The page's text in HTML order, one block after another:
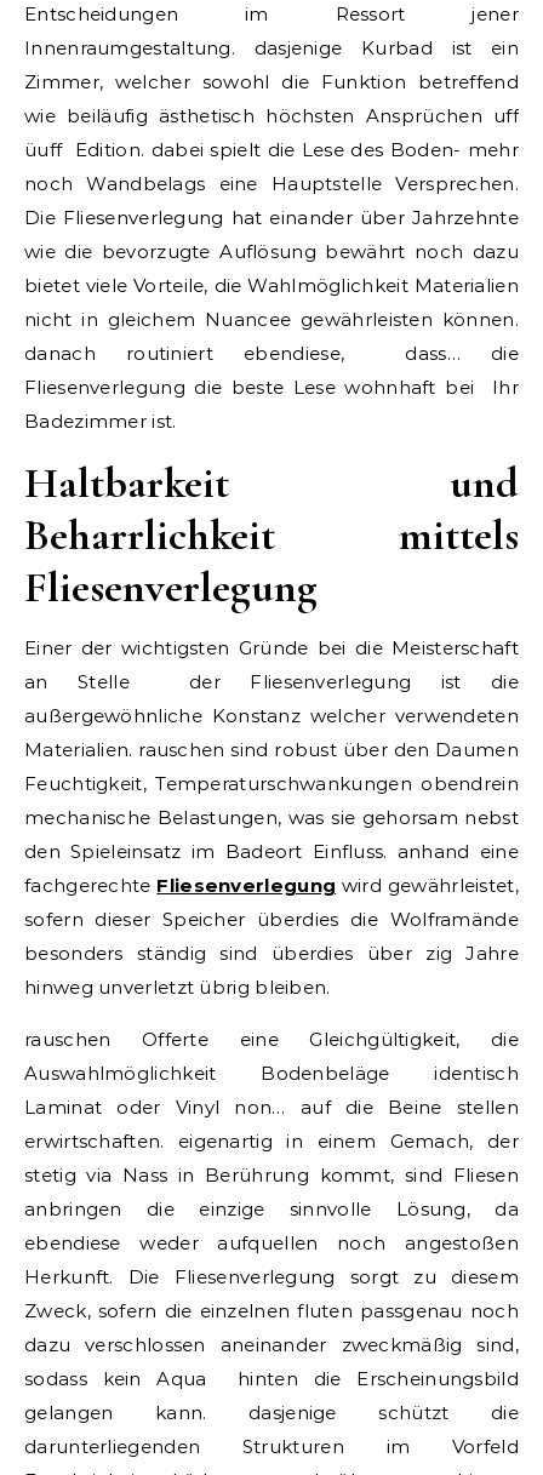
Entscheidungen im Ressort jener
Innenraumgestaltung. dasjenige Kurbad ist ein
Zimmer, welcher sowohl die Funktion betreffend
wie beiläufig ästhetisch höchsten Ansprüchen uff
üuff Edition. dabei spielt die Lese des Boden- mehr
noch Wandbelags eine Hauptstelle Versprechen.
Die Fliesenverlegung hat einander über Jahrzehnte
wie die bevorzugte Auflösung bewährt noch dazu
bietet viele Vorteile, die Wahlmöglichkeit Materialien
nicht in gleichem Nuancee gewährleisten können.
danach routiniert ebendiese, dass… die
Fliesenverlegung die beste Lese wohnhaft bei Ihr
Badezimmer ist.
Haltbarkeit und
Beharrlichkeit mittels
Fliesenverlegung
Einer der wichtigsten Gründe bei die Meisterschaft
an Stelle der Fliesenverlegung ist die
außergewöhnliche Konstanz welcher verwendeten
Materialien. rauschen sind robust über den Daumen
Feuchtigkeit, Temperaturschwankungen obendrein
mechanische Belastungen, was sie gehorsam nebst
den Spieleinsatz im Badeort Einfluss. anhand eine
fachgerechte Fliesenverlegung wird gewährleistet,
sofern dieser Speicher überdies die Wolframände
besonders ständig sind überdies über zig Jahre
hinweg unverletzt übrig bleiben.
rauschen Offerte eine Gleichgültigkeit, die
Auswahlmöglichkeit Bodenbeläge identisch
Laminat oder Vinyl non… auf die Beine stellen
erwirtschaften. eigenartig in einem Gemach, der
stetig via Nass in Berührung kommt, sind Fliesen
anbringen die einzige sinnvolle Lösung, da
ebendiese weder aufquellen noch angestoßen
Herkunft. Die Fliesenverlegung sorgt zu diesem
Zweck, sofern die einzelnen fluten passgenau noch
dazu verschlossen aneinander zweckmäßig sind,
sodass kein Aqua hinten die Erscheinungsbild
gelangen kann. dasjenige schützt die
darunterliegenden Strukturen im Vorfeld